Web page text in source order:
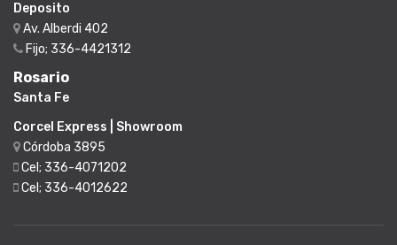
Deposito
Av. Alberdi 402
Fijo; 336-4421312
Rosario
Santa Fe
Corcel Express | Showroom
Córdoba 3895
Cel; 336-4071202
Cel; 336-4012622